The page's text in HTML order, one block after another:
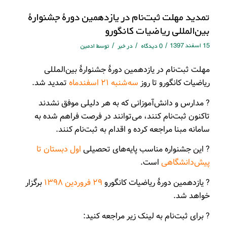
تمدید مهلت ثبت‌نام در یازدهمین دورۀ جشنوارۀ
بین‌المللی ریاضیات کانگورو
15 اسفند 1397 / 0 دیدگاه / در خبر / توسط ادمین
مهلت ثبت‌نام در یازدهمین دورۀ جشنوارۀ بین‌المللی
ریاضیات کانگورو تا روز سه‌شنبه ۲۱ اسفندماه
تمدید شد.
? مدارس و دانش‌آموزانی که به هر دلیلی موفق نشدند
تاکنون ثبت‌نام کنند، می‌توانند در فرصت فراهم شده به
سامانه مبنا مراجعه کرده و اقدام به ثبت‌نام کنند.
? این جشنواره مناسب پایه‌های تحصیلی اول دبستان تا
پیش‌دانشگاهیاست.
? یازدهمین دورۀ ریاضیات کانگورو ۲۹ فروردین ۱۳۹۸
برگزار
خواهد شد.
? برای ثبت‌نام به لینک زیر مراجعه کنید: